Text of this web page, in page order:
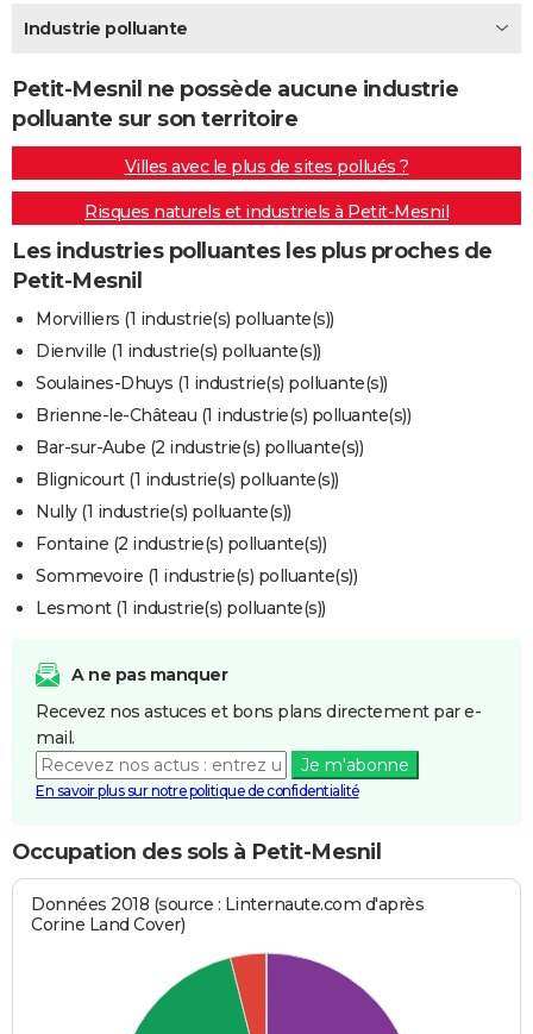
Destinations
City break
Voyage nature
Voyage de noces
Forum
Climat
+PHOTO
GUIDES D'ACHAT
BONS PLANS
CARTE DE VOEUX
Carte de Noël
Carte Bonne année
Carte Saint-Valentin
Carte Pâques
Carte d'anniversaire
DICTIONNAIRE
Dictionnaire
Biographies
Citations
Expressions
Proverbes
PROGRAMME TV
COPAINS D'AVANT
S'inscrire
Se connecter
Lycées
Collèges
Primaires
Universités
Entreprises
Service militaire
Avis de recherche
AVIS DE DÉCÈS
FORUM
Bricolage
Lifestyle
Culture
Sport
Auto
Television
Voyage
Cinema
Industrie polluante
Petit-Mesnil ne possède aucune industrie
polluante sur son territoire
Villes avec le plus de sites pollués ?
Risques naturels et industriels à Petit-Mesnil
Les industries polluantes les plus proches de
Petit-Mesnil
Morvilliers (1 industrie(s) polluante(s))
Dienville (1 industrie(s) polluante(s))
Soulaines-Dhuys (1 industrie(s) polluante(s))
Brienne-le-Château (1 industrie(s) polluante(s))
Bar-sur-Aube (2 industrie(s) polluante(s))
Blignicourt (1 industrie(s) polluante(s))
Nully (1 industrie(s) polluante(s))
Fontaine (2 industrie(s) polluante(s))
Sommevoire (1 industrie(s) polluante(s))
Lesmont (1 industrie(s) polluante(s))
A ne pas manquer
Recevez nos astuces et bons plans directement par e-
mail.
Je m'abonne
En savoir plus sur notre politique de confidentialité
Occupation des sols à Petit-Mesnil
Données 2018 (source : Linternaute.com d'après
Corine Land Cover)